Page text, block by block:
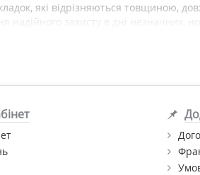
які відрізняються товщиною,
надійного захисту в дні незначних,
ціною з доставкою по Києву та